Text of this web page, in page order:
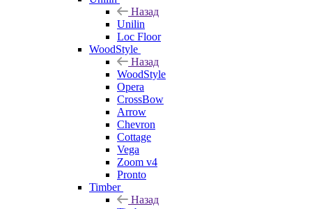
Назад
Unilin
Loc Floor
WoodStyle
Назад
WoodStyle
Opera
CrossBow
Arrow
Chevron
Cottage
Vega
Zoom v4
Pronto
Timber
Назад